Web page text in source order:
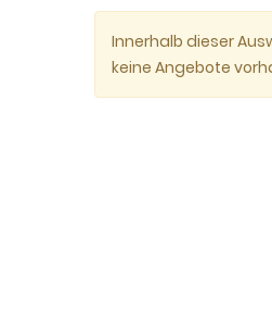
Innerhalb dieser
keine Angebote